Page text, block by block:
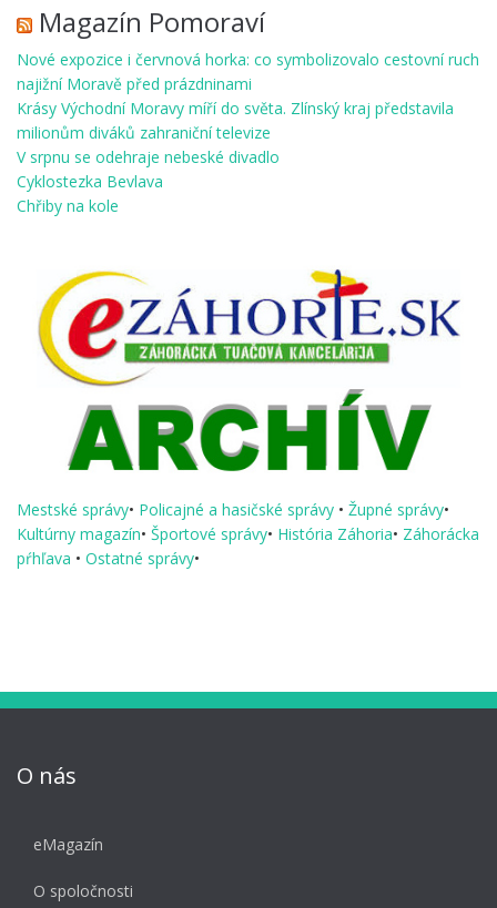
Magazín Pomoraví
Nové expozice i červnová horka: co symbolizovalo cestovní ruch
najižní Moravě před prázdninami
Krásy Východní Moravy míří do světa. Zlínský kraj představila
milionům diváků zahraniční televize
V srpnu se odehraje nebeské divadlo
Cyklostezka Bevlava
Chřiby na kole
Mestské správy• Policajné a hasičské správy • Župné správy•
Kultúrny magazín• Športové správy• História Záhoria• Záhorácka
pŕhľava • Ostatné správy•
O nás
eMagazín
O spoločnosti